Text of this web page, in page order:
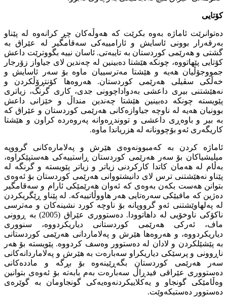
کۆتایی
دەتوانرێت ئاماژە بەوە بکرێت کە هەوڵەکان چڕ کرانەوە لە پێناو
بەرقەرار بوونی ئاسایش و ئارامییەکی سەقامگیر لە عێراق بە
گشتی و هەرێمی کوردستان بە تایبەتی. ئاسان نییە بگووترێت داعش
کۆتایی پێهاتووە، چونکە هێشتا دەبینین لە چەندین لای جیاواز زۆرجار
جمووجۆڵیان هەیە و هێشتا مەترسییان ماوە بۆ سەر ئاسایش و
خەڵکی سڤیلی هەرێمی کوردستان. هەروەها کۆنتڕۆڵکردن و
نەهێشتنی بیری داعشی بەدواداچوونی جدی، کاری گرنگ، زیاتری
پێویستە چونکە دەبینین هێشتا چەندین منداڵ و خێزانی داعش
بوونیان هەیە لە ناوچە جیاوازەکانی هەرێمی کوردستان و عێراق کە
بە بیر و باوەڕی داعشی و تووندڕەوانە پەروەردە کراون و هێشتا
کاریگەری ئەو بۆچوونانە لە هزریاندا ماوە.
ئاماژە کردن بە کەمبوونەوەی هێرش و پەلامارەکانی گرووپە
میلیشیاکان بۆ سەر هەرێمی کوردستان ڕاستییەکی هەستپێکراوە،
بەڵام لە هەمان کاتدا کارکردنی زیاتر و زیاتر پێویستە و گرنگە لە
پێناو نەهێشتنی ترس لای دانیشتووانی هەرێمی کوردستان بۆ ئەوەی
بتوانن هەست بکەن بەوەی کە ئەوان هەرێمێكی ئارام و سەقامگیر
دەژین کە مافیێکی سەرەتایی هەر هاووڵاتییەکە. لە پێناو ڕێگریکردن
لە پەلهاوێشتنی ئەو گرووپانە بۆ ناوچە کورد نشینەکان و مەترسی
ناکۆکی ناوخۆیی لە داهاتوودا. دەستووری عێراق (2005) بە ڕوونی
ماف، ئەرکی هەرێمی کوردستانی دیاریکردووە، سنووری
دیاریکردووە، و هەروەها هێرش و پەلاماردانی هەرێمی کوردستانی
بە پێشێلکردن و لادان لە دەستوور وەسف کردووە. پێویستە بۆ هەر
ناڕوونی و پرسێکی دیاریکراو سەبارەت بە هێرش و پەلاماردانەکانی
سەر هەرێمی کوردستان بگەڕێینەوە بۆ بڕگە و ماددەکانی
دەستووری عێراقی فیدڕاڵ سەبارەت بەم بابەتە بۆ ئەوەی بتوانین
وەڵامێکی گونجاو و یەکلاییکردنەوەیەکی گونجاومان بە گوێرەی
دەستوور دەستبکەوێت.